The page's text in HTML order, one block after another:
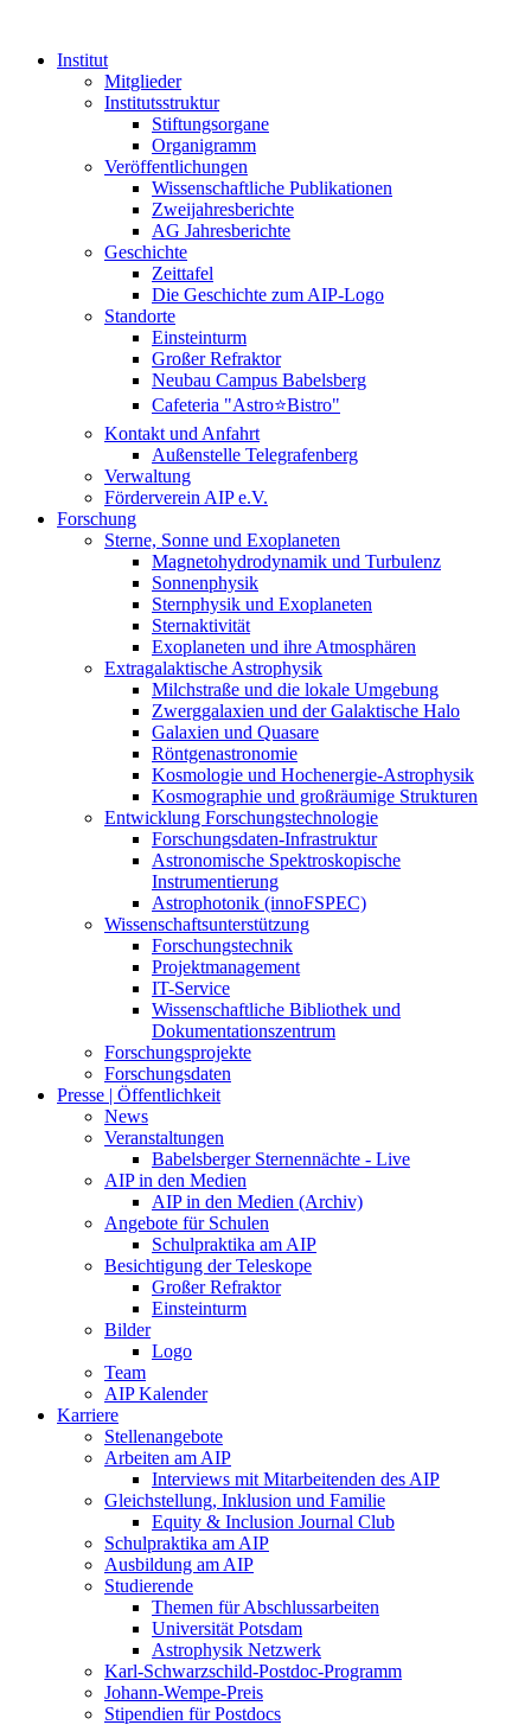
Institut
Mitglieder
Institutsstruktur
Stiftungsorgane
Organigramm
Veröffentlichungen
Wissenschaftliche Publikationen
Zweijahresberichte
AG Jahresberichte
Geschichte
Zeittafel
Die Geschichte zum AIP-Logo
Standorte
Einsteinturm
Großer Refraktor
Neubau Campus Babelsberg
Cafeteria "Astro⭐Bistro"
Kontakt und Anfahrt
Außenstelle Telegrafenberg
Verwaltung
Förderverein AIP e.V.
Forschung
Sterne, Sonne und Exoplaneten
Magnetohydrodynamik und Turbulenz
Sonnenphysik
Sternphysik und Exoplaneten
Sternaktivität
Exoplaneten und ihre Atmosphären
Extragalaktische Astrophysik
Milchstraße und die lokale Umgebung
Zwerggalaxien und der Galaktische Halo
Galaxien und Quasare
Röntgenastronomie
Kosmologie und Hochenergie-Astrophysik
Kosmographie und großräumige Strukturen
Entwicklung Forschungstechnologie
Forschungsdaten-Infrastruktur
Astronomische Spektroskopische
Instrumentierung
Astrophotonik (innoFSPEC)
Wissenschaftsunterstützung
Forschungstechnik
Projektmanagement
IT-Service
Wissenschaftliche Bibliothek und
Dokumentationszentrum
Forschungsprojekte
Forschungsdaten
Presse | Öffentlichkeit
News
Veranstaltungen
Babelsberger Sternennächte - Live
AIP in den Medien
AIP in den Medien (Archiv)
Angebote für Schulen
Schulpraktika am AIP
Besichtigung der Teleskope
Großer Refraktor
Einsteinturm
Bilder
Logo
Team
AIP Kalender
Karriere
Stellenangebote
Arbeiten am AIP
Interviews mit Mitarbeitenden des AIP
Gleichstellung, Inklusion und Familie
Equity & Inclusion Journal Club
Schulpraktika am AIP
Ausbildung am AIP
Studierende
Themen für Abschlussarbeiten
Universität Potsdam
Astrophysik Netzwerk
Karl-Schwarzschild-Postdoc-Programm
Johann-Wempe-Preis
Stipendien für Postdocs